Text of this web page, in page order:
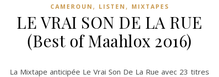
CAMEROUN , LISTEN , MIXTAPES
LE VRAI SON DE LA RUE
(Best of Maahlox 2016)
La Mixtape anticipée Le Vrai Son De La Rue avec 23 titres